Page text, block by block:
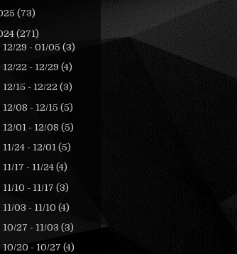
(73)
(271)
12/29 - 01/05 (3)
12/22 - 12/29 (4)
12/15 - 12/22 (3)
12/08 - 12/15 (5)
12/01 - 12/08 (5)
11/24 - 12/01 (5)
11/17 - 11/24 (4)
11/10 - 11/17 (3)
11/03 - 11/10 (4)
10/27 - 11/03 (3)
10/20 - 10/27 (4)